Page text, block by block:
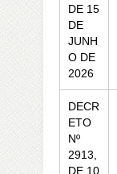
DE 15
DE
JUNH
O DE
2026
DECR
ETO
Nº
2913,
DE 10